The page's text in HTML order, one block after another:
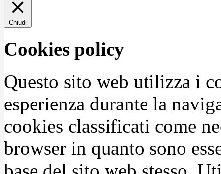
Chiudi
Cookies policy
Questo sito web utilizza i
esperienza durante la
cookies classificati come
browser in quanto sono